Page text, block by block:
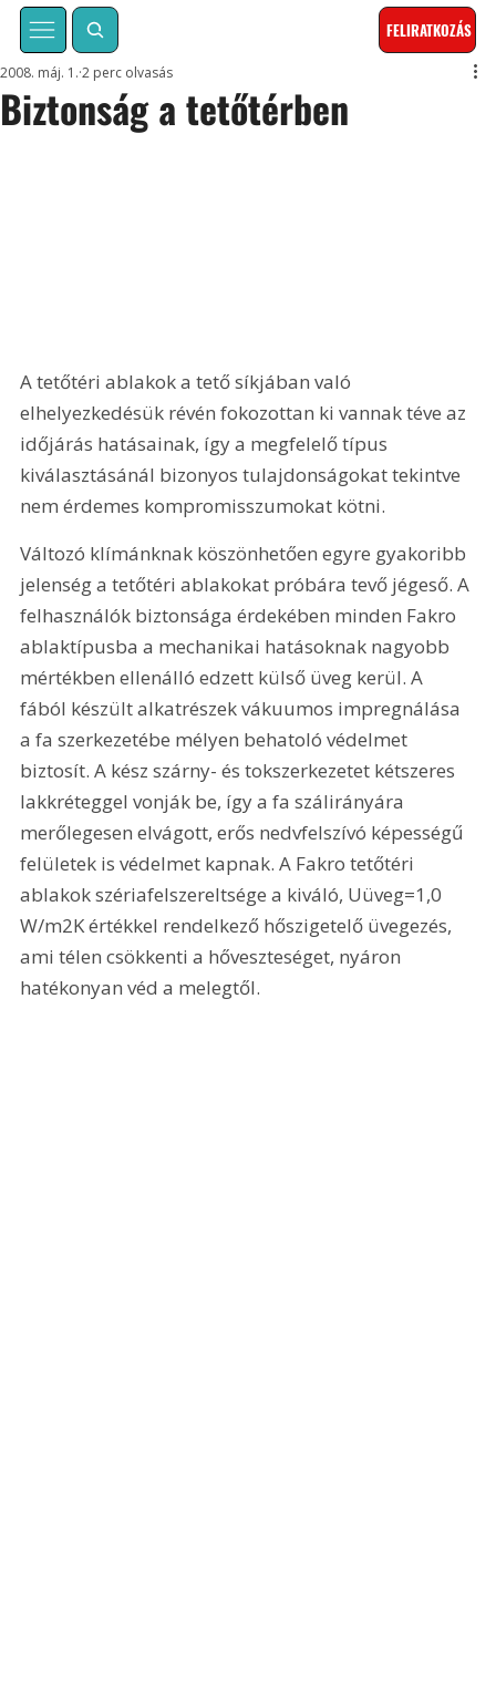
FELIRATKOZÁS
Biztonság a tetőtérben
2008. máj. 1. 2 perc olvasás
A tetőtéri ablakok a tető síkjában való
elhelyezkedésük révén fokozottan ki vannak téve az
időjárás hatásainak, így a megfelelő típus
kiválasztásánál bizonyos tulajdonságokat tekintve
nem érdemes kompromisszumokat kötni.
Változó klímánknak köszönhetően egyre gyakoribb
jelenség a tetőtéri ablakokat próbára tevő jégeső. A
felhasználók biztonsága érdekében minden Fakro
ablaktípusba a mechanikai hatásoknak nagyobb
mértékben ellenálló edzett külső üveg kerül. A
fából készült alkatrészek vákuumos impregnálása
a fa szerkezetébe mélyen behatoló védelmet
biztosít. A kész szárny- és tokszerkezetet kétszeres
lakkréteggel vonják be, így a fa szálirányára
merőlegesen elvágott, erős nedvfelszívó képességű
felületek is védelmet kapnak. A Fakro tetőtéri
ablakok szériafelszereltsége a kiváló, Uüveg=1,0
W/m2K értékkel rendelkező hőszigetelő üvegezés,
ami télen csökkenti a hőveszteséget, nyáron
hatékonyan véd a melegtől.